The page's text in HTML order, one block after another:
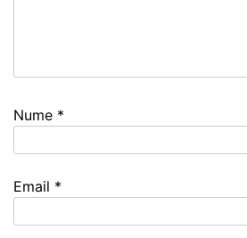
Nume *
Email *